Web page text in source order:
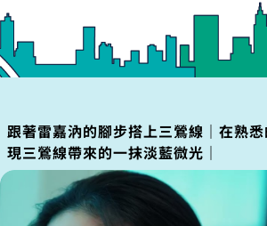
跟著雷嘉汭的腳步搭上三鶯線｜在熟
現三鶯線帶來的一抹淡藍微光｜